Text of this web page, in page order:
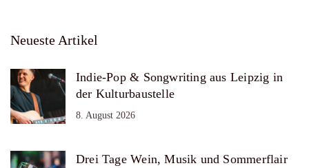
Neueste Artikel
Indie-Pop & Songwriting aus Leipzig in
der Kulturbaustelle
8. August 2026
Drei Tage Wein, Musik und Sommerflair